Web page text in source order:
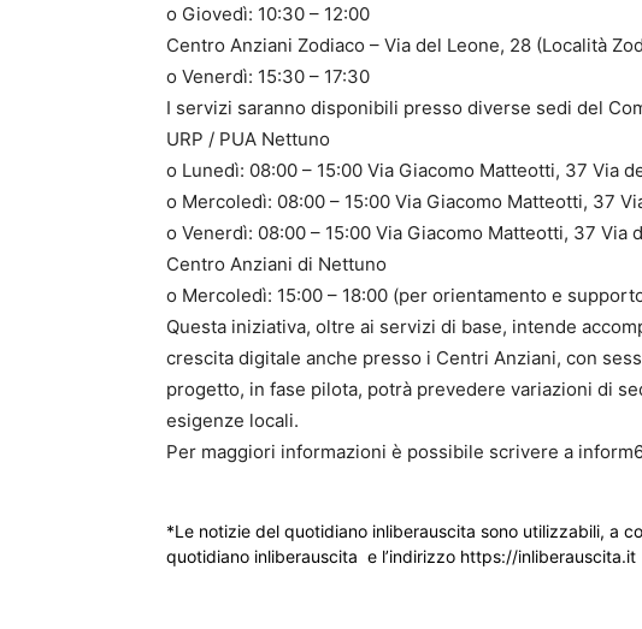
o Giovedì: 10:30 – 12:00
Centro Anziani Zodiaco – Via del Leone, 28 (Località
o Venerdì: 15:30 – 17:30
I servizi saranno disponibili presso diverse sedi del
URP / PUA Nettuno
o Lunedì: 08:00 – 15:00 Via Giacomo Matteotti, 37 Via
o Mercoledì: 08:00 – 15:00 Via Giacomo Matteotti, 37
o Venerdì: 08:00 – 15:00 Via Giacomo Matteotti, 37 Via
Centro Anziani di Nettuno
o Mercoledì: 15:00 – 18:00 (per orientamento e
Questa iniziativa, oltre ai servizi di base, intende
crescita digitale anche presso i Centri Anziani, con
progetto, in fase pilota, potrà prevedere variazioni di
esigenze locali.
Per maggiori informazioni è possibile scrivere a
*Le notizie del quotidiano inliberauscita sono utilizzabili, a
quotidiano inliberauscita e l’indirizzo https://inliberauscita.it